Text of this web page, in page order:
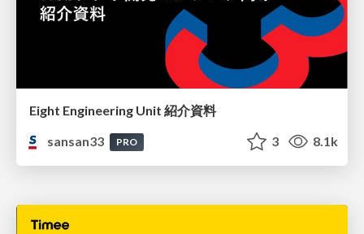
Eight Engineering Unit 紹介資料
sansan33
PRO 3 8.1k